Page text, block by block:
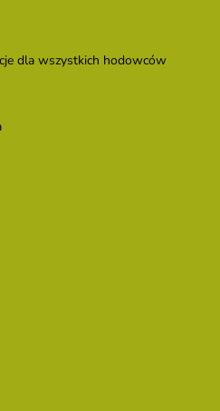
dla wszystkich hodowców